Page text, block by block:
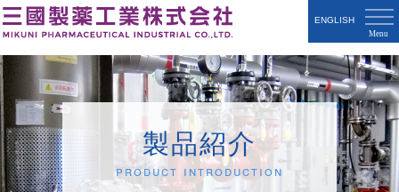
ENGLISH
製品紹介
Product Introduction